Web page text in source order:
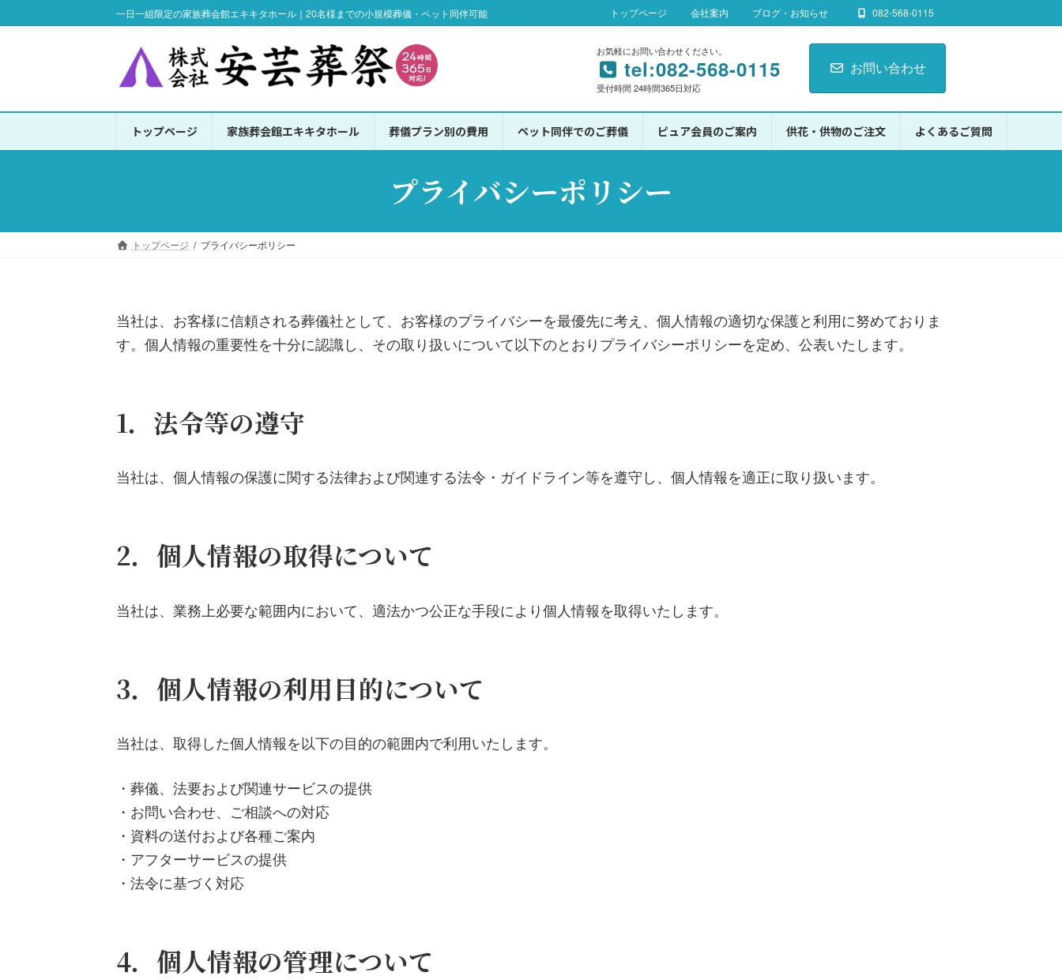
ン
へ
ビ
ョ
一日一組限定の家族葬会館エキキタホール｜20名様までの小規模葬儀・ペット同伴可能 トップページ 会社案内 ブログ・お知らせ 082-568-0115
お気軽にお問い合わせください。
tel:082-568-0115
受付時間 24時間365日対応
お問い合わせ
トップページ 家族葬会館エキキタホール 葬儀プラン別の費用 ペット同伴でのご葬儀 ピュア会員のご案内 供花・供物のご注文 よくあるご質問
プライバシーポリシー
トップページ プライバシーポリシー
当社は、お客様に信頼される葬儀社として、お客様のプライバシーを最優先に考え、個人情報の適切な保護と利用に努めておりま
す。個人情報の重要性を十分に認識し、その取り扱いについて以下のとおりプライバシーポリシーを定め、公表いたします。
1．法令等の遵守
当社は、個人情報の保護に関する法律および関連する法令・ガイドライン等を遵守し、個人情報を適正に取り扱います。
2．個人情報の取得について
当社は、業務上必要な範囲内において、適法かつ公正な手段により個人情報を取得いたします。
3．個人情報の利用目的について
当社は、取得した個人情報を以下の目的の範囲内で利用いたします。
・葬儀、法要および関連サービスの提供
・お問い合わせ、ご相談への対応
・資料の送付および各種ご案内
・アフターサービスの提供
・法令に基づく対応
4．個人情報の管理について